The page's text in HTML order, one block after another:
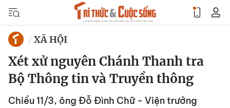
XÃ HỘI
Xét xử nguyên Chánh Thanh tra
Bộ Thông tin và Truyền thông
Chiều 11/3, ông Đỗ Đình Chữ - Viện trưởng